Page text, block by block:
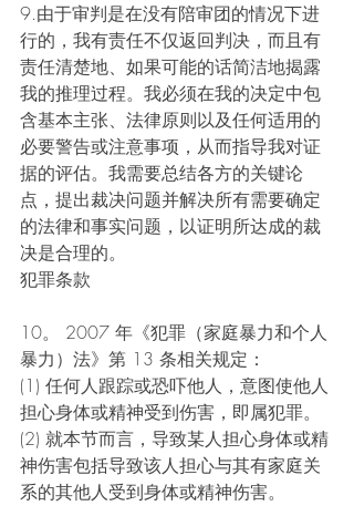
9.由于审判是在没有陪审团的情况下进
行的，我有责任不仅返回判决，而且有
责任清楚地、如果可能的话简洁地揭露
我的推理过程。我必须在我的决定中包
含基本主张、法律原则以及任何适用的
必要警告或注意事项，从而指导我对证
据的评估。我需要总结各方的关键论
点，提出裁决问题并解决所有需要确定
的法律和事实问题，以证明所达成的裁
决是合理的。
犯罪条款
10。 2007 年《犯罪（家庭暴力和个人
暴力）法》第 13 条相关规定：
(1) 任何人跟踪或恐吓他人，意图使他人
担心身体或精神受到伤害，即属犯罪。
(2) 就本节而言，导致某人担心身体或精
神伤害包括导致该人担心与其有家庭关
系的其他人受到身体或精神伤害。